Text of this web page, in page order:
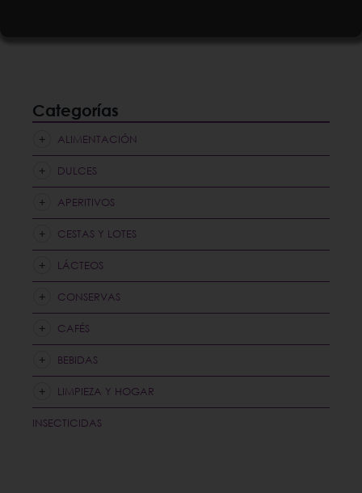
5,85€
múltiples
pueden
página
Categorías
ALIMENTACIÓN
DULCES
APERITIVOS
CESTAS Y LOTES
LÁCTEOS
CONSERVAS
CAFÉS
BEBIDAS
LIMPIEZA Y HOGAR
INSECTICIDAS